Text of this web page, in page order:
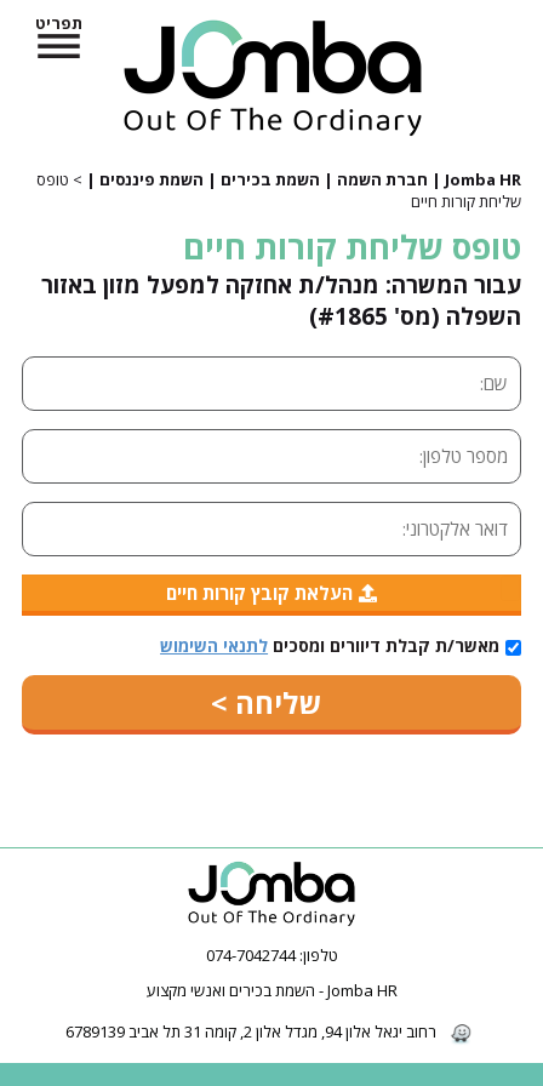
תפריט
Jomba HR | חברת השמה | השמת בכירים | השמת פיננסים |
> טופס
שליחת קורות חיים
טופס שליחת קורות חיים
עבור המשרה: מנהל/ת אחזקה למפעל מזון באזור
השפלה (מס' #1865)
העלאת קובץ קורות חיים
מאשר/ת קבלת דיוורים ומסכים לתנאי השימוש
טלפון:074-7042744
Jomba HR - השמת בכירים ואנשי מקצוע
רחוב יגאל אלון 94, מגדל אלון 2, קומה 31 תל אביב 6789139